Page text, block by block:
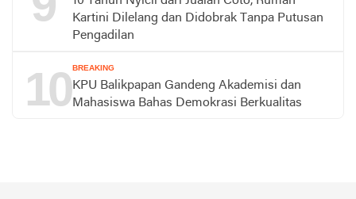
Kartini Dilelang dan Didobrak Tanpa Putusan
Pengadilan
10 BREAKING
KPU Balikpapan Gandeng Akademisi dan
Mahasiswa Bahas Demokrasi Berkualitas